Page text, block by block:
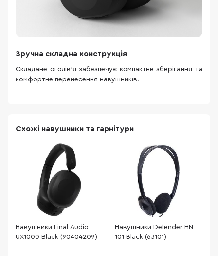
Зручна складна конструкція
Складане оголів'я забезпечує компактне зберігання та
комфортне перенесення навушників.
Схожі навушники та гарнітури
Навушники Final Audio
UX1000 Black (90404209)
Навушники Defender HN-
101 Black (63101)